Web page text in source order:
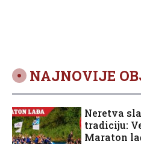
NAJNOVIJE
Neretva
tradiciju:
Maraton